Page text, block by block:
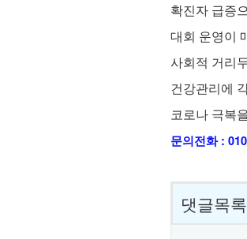
확진자 급증
대회 운영이
사회적 거리
건강관리에
코로나 극복
문의전화 :
댓글목록